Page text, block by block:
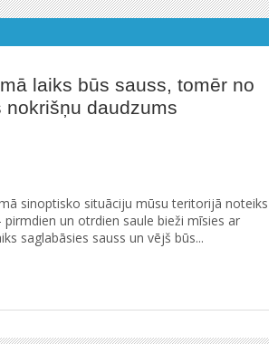
laiks būs sauss, tomēr no
nokrišņu daudzums
sinoptisko situāciju mūsu teritorijā noteiks
pirmdien un otrdien saule bieži mīsies ar
saglabāsies sauss un vējš būs...